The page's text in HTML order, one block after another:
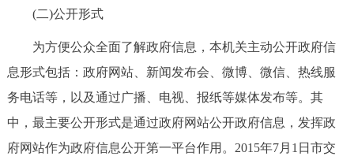
(二)公开形式
为方便公众全面了解政府信息，本机关主动公开政府信
息形式包括：政府网站、新闻发布会、微博、微信、热线服
务电话等，以及通过广播、电视、报纸等媒体发布等。其
中，最主要公开形式是通过政府网站公开政府信息，发挥政
府网站作为政府信息公开第一平台作用。2015年7月1日市交